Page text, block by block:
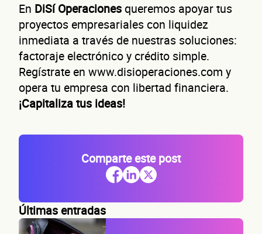
En DiSí Operaciones queremos apoyar tus
proyectos empresariales con liquidez
inmediata a través de nuestras soluciones:
factoraje electrónico y crédito simple.
Regístrate en www.disioperaciones.com y
opera tu empresa con libertad financiera.
¡Capitaliza tus ideas!
Comparte este post
Últimas entradas